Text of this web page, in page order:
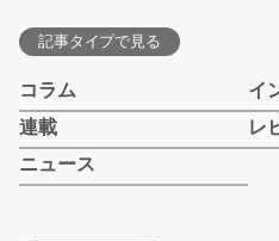
記事タイプで見る
コラム
イ
連載
レ
ニュース